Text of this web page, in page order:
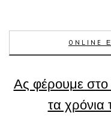
ONLINE
Ας φέρουμε στο
τα χρόνια